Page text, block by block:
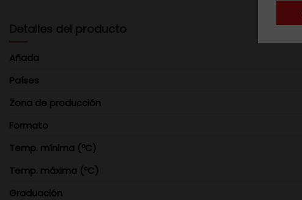
Detalles del producto
Añada
Países
Zona de producción
Formato
Temp. mínima (ºC)
Temp. máxima (ºC)
Graduación